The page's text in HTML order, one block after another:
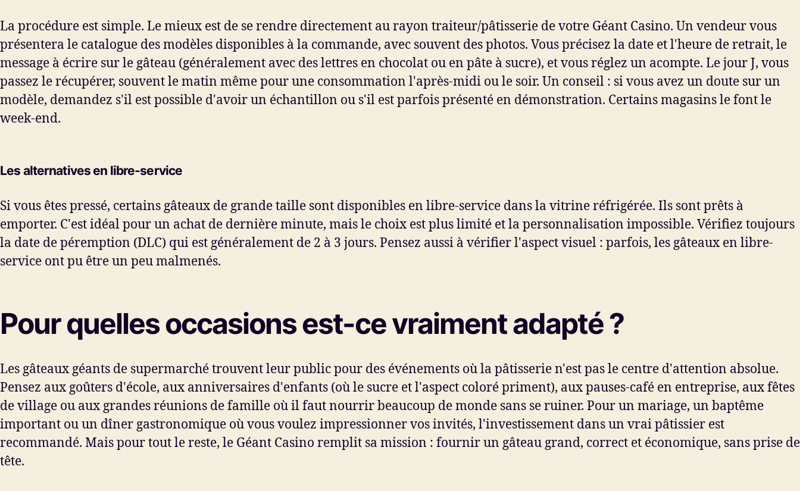
La procédure est simple. Le mieux est de se rendre directement au rayon traiteur/pâtisserie de votre Géant Casino. Un vendeur vous
présentera le catalogue des modèles disponibles à la commande, avec souvent des photos. Vous précisez la date et l'heure de retrait, le
message à écrire sur le gâteau (généralement avec des lettres en chocolat ou en pâte à sucre), et vous réglez un acompte. Le jour J, vous
passez le récupérer, souvent le matin même pour une consommation l'après-midi ou le soir. Un conseil : si vous avez un doute sur un
modèle, demandez s'il est possible d'avoir un échantillon ou s'il est parfois présenté en démonstration. Certains magasins le font le
week-end.
Les alternatives en libre-service
Si vous êtes pressé, certains gâteaux de grande taille sont disponibles en libre-service dans la vitrine réfrigérée. Ils sont prêts à
emporter. C'est idéal pour un achat de dernière minute, mais le choix est plus limité et la personnalisation impossible. Vérifiez toujours
la date de péremption (DLC) qui est généralement de 2 à 3 jours. Pensez aussi à vérifier l'aspect visuel : parfois, les gâteaux en libre-
service ont pu être un peu malmenés.
Pour quelles occasions est-ce vraiment adapté ?
Les gâteaux géants de supermarché trouvent leur public pour des événements où la pâtisserie n'est pas le centre d'attention absolue.
Pensez aux goûters d'école, aux anniversaires d'enfants (où le sucre et l'aspect coloré priment), aux pauses-café en entreprise, aux fêtes
de village ou aux grandes réunions de famille où il faut nourrir beaucoup de monde sans se ruiner. Pour un mariage, un baptême
important ou un dîner gastronomique où vous voulez impressionner vos invités, l'investissement dans un vrai pâtissier est
recommandé. Mais pour tout le reste, le Géant Casino remplit sa mission : fournir un gâteau grand, correct et économique, sans prise de
tête.